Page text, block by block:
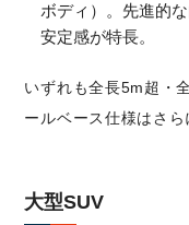
ボディ）。先進的
安定感が特長。
いずれも全長5m超・
ールベース仕様はさら
大型SUV